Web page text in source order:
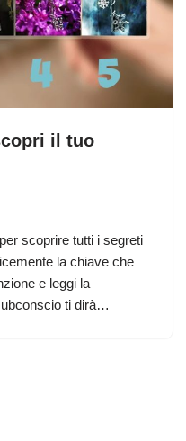
il tuo
scoprire tutti i segreti
la chiave che
e leggi la
ti dirà…